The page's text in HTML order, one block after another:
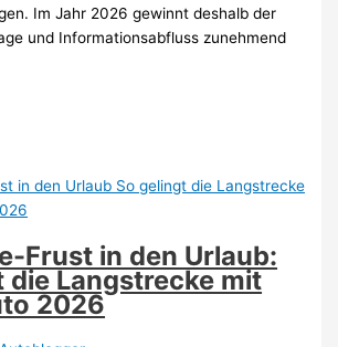
Im Jahr 2026 gewinnt deshalb der
und Informationsabfluss zunehmend
Frust in den Urlaub:
die Langstrecke mit
2026